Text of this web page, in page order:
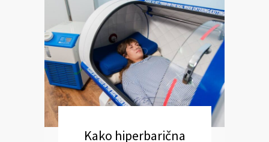
Kako hiperbarična